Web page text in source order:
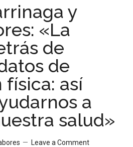
y
«La
de
de
así
a
salud»
Leave a Comment